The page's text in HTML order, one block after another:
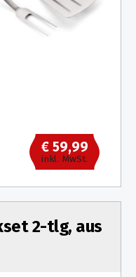
€ 59,99
inkl. MwSt.
2-tlg, aus